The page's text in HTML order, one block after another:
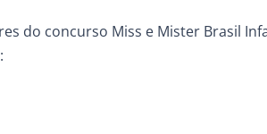
do concurso Miss e Mister Brasil